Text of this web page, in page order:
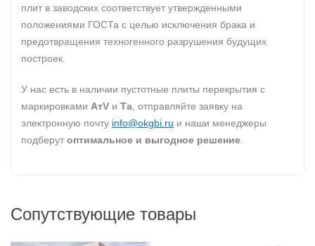
плит в заводских соответствует утвержденными
положениями ГОСТа с целью исключения брака и
предотвращения техногенного разрушения будущих
построек.
У нас есть в наличии пустотные плиты перекрытия с
маркировками AтV и Та , отправляйте заявку на
электронную почту info@okgbi.ru и наши менеджеры
подберут оптимальное и выгодное решение
Сопутствующие товары